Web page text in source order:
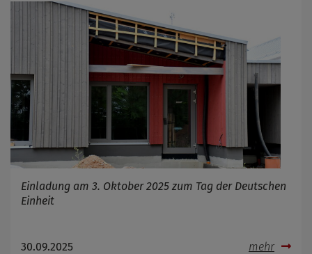
Einladung am 3. Oktober 2025 zum Tag der Deutschen
Einheit
30.09.2025 mehr